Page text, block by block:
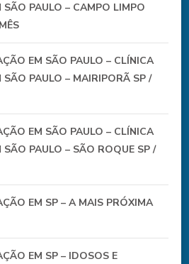
SÃO PAULO – CAMPO LIMPO
EM SÃO PAULO – CLÍNICA
SÃO PAULO – MAIRIPORÃ SP /
EM SÃO PAULO – CLÍNICA
SÃO PAULO – SÃO ROQUE SP /
EM SP – A MAIS PRÓXIMA
EM SP – IDOSOS E